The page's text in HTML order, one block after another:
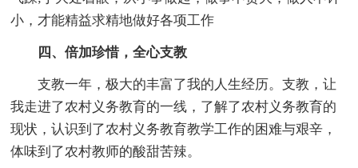
小，才能精益求精地做好各项工作
四、倍加珍惜，全心支教
支教一年，极大的丰富了我的人生经历。支教，让
我走进了农村义务教育的一线，了解了农村义务教育的
现状，认识到了农村义务教育教学工作的困难与艰辛，
体味到了农村教师的酸甜苦辣。